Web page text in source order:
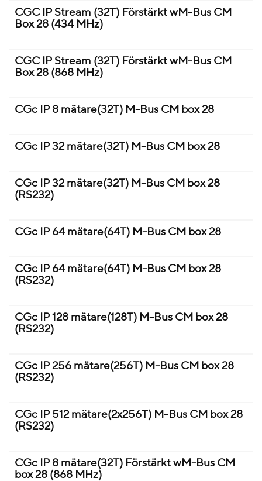
CGC IP Stream (32T) Förstärkt wM-Bus CM
Box 28 (434 MHz)
CGC IP Stream (32T) Förstärkt wM-Bus CM
Box 28 (868 MHz)
CGc IP 8 mätare(32T) M-Bus CM box 28
CGc IP 32 mätare(32T) M-Bus CM box 28
CGc IP 32 mätare(32T) M-Bus CM box 28
(RS232)
CGc IP 64 mätare(64T) M-Bus CM box 28
CGc IP 64 mätare(64T) M-Bus CM box 28
(RS232)
CGc IP 128 mätare(128T) M-Bus CM box 28
(RS232)
CGc IP 256 mätare(256T) M-Bus CM box 28
(RS232)
CGc IP 512 mätare(2x256T) M-Bus CM box 28
(RS232)
CGc IP 8 mätare(32T) Förstärkt wM-Bus CM
box 28 (868 MHz)